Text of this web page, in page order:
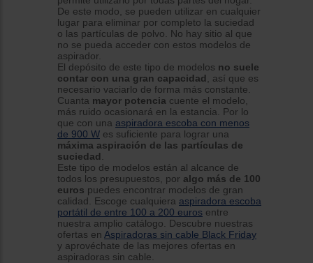
De este modo, se pueden utilizar en cualquier
lugar para eliminar por completo la suciedad
o las partículas de polvo. No hay sitio al que
no se pueda acceder con estos modelos de
aspirador.
El depósito de este tipo de modelos no suele
contar con una gran capacidad
, así que es
necesario vaciarlo de forma más constante.
Cuanta mayor potencia cuente el modelo,
más ruido ocasionará en la estancia. Por lo
que con una aspiradora escoba con menos
de 900 W es suficiente para lograr una
máxima aspiración de las partículas de
suciedad
Este tipo de modelos están al alcance de
todos los presupuestos, por algo más de 100
euros puedes encontrar modelos de gran
calidad. Escoge cualquiera aspiradora escoba
portátil de entre 100 a 200 euros entre
nuestra amplio catálogo. Descubre nuestras
ofertas en Aspiradoras sin cable Black Friday
y aprovéchate de las mejores ofertas en
aspiradoras sin cable.